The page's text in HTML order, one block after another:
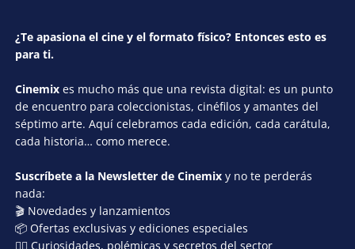
¿Te apasiona el cine y el formato físico? Entonces esto es
para ti.
Cinemix es mucho más que una revista digital: es un punto
de encuentro para coleccionistas, cinéfilos y amantes del
séptimo arte. Aquí celebramos cada edición, cada carátula,
cada historia… como merece.
Suscríbete a la Newsletter de Cinemix y no te perderás
nada:
🎬 Novedades y lanzamientos
📦 Ofertas exclusivas y ediciones especiales
🕵️‍♂️ Curiosidades, polémicas y secretos del sector